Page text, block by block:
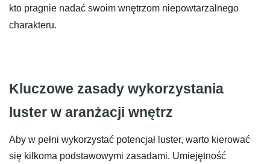
kto pragnie nadać swoim wnętrzom niepowtarzalnego
charakteru.
Kluczowe zasady wykorzystania
luster w aranżacji wnętrz
Aby w pełni wykorzystać potencjał luster, warto kierować
się kilkoma podstawowymi zasadami. Umiejętność